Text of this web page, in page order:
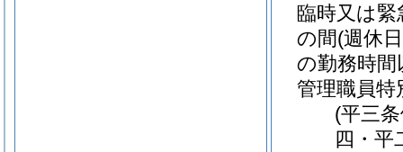
臨時又は
の間(週休
の勤務時
管理職員特
(平三
四・平